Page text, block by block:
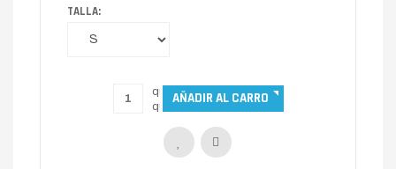
TALLA: